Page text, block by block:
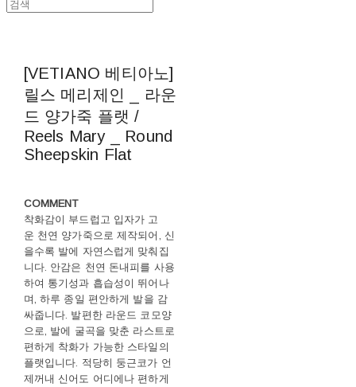
[VETIANO 베티아노]
릴스 메리제인 _ 라운
드 양가죽 플랫 /
Reels Mary _ Round
Sheepskin Flat
COMMENT
착화감이 부드럽고 입자가 고
운 천연 양가죽으로 제작되어, 신
을수록 발에 자연스럽게 맞춰집
니다. 안감은 천연 돈내피를 사용
하여 통기성과 흡습성이 뛰어나
며, 하루 종일 편안하게 발을 감
싸줍니다. 발편한 라운드 코모양
으로, 발에 굴곡을 맞춘 라스트로
편하게 착화가 가능한 스타일의
플랫입니다. 적당히 둥근코가 언
제꺼내 신어도 어디에나 편하게